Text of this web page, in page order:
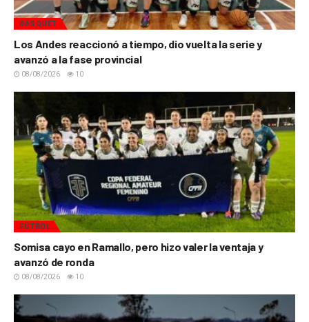
BÁSQUET
Los Andes reaccionó a tiempo, dio vuelta la serie y
avanzó a la fase provincial
08/08/2026 10
FÚTBOL
Somisa cayo en Ramallo, pero hizo valer la ventaja y
avanzó de ronda
08/08/2026 10